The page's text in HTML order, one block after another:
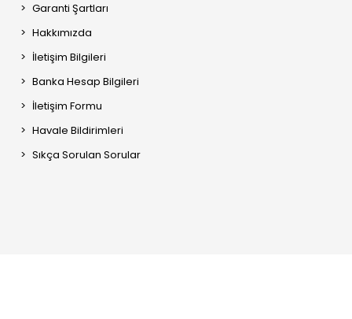
Garanti Şartları
Hakkımızda
İletişim Bilgileri
Banka Hesap Bilgileri
İletişim Formu
Havale Bildirimleri
Sıkça Sorulan Sorular